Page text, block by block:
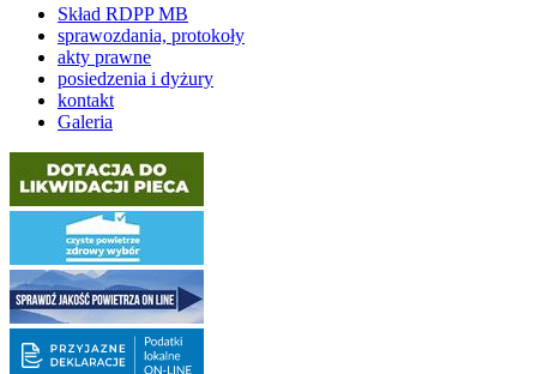
Skład RDPP MB
sprawozdania, protokoły
akty prawne
posiedzenia i dyżury
kontakt
Galeria